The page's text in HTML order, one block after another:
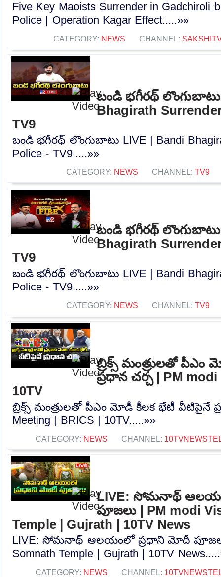
Five Key Maoists Surrender in Gadchiroli
Police | Operation Kagar Effect.....»»
CATEGORY: NEWS CHANNEL:
బండి భగీరథ్ లొంగుబాటు
Bhagirath
TV9
బండి భగీరథ్ లొంగుబాటు LIVE | Bandi
Police - TV9.....»»
CATEGORY: NEWS CHANNEL: TV9
బండి భగీరథ్ లొంగుబాటు
Bhagirath
TV9
బండి భగీరథ్ లొంగుబాటు LIVE | Bandi
Police - TV9.....»»
CATEGORY: NEWS CHANNEL: TV9
బ్రిక్స్ మంత్రులతో
ప్రధాన చర్చ | PM
10TV
బ్రిక్స్ మంత్రులతో పీఎం మోడీ కీలక భేటీ వీటిపైనే
Meeting | BRICS | 10TV.....»»
CATEGORY: NEWS CHANNEL:
LIVE: సోమనాథ్‌
పూజలు | PM modi
Temple | Gujrath | 10TV News
LIVE: సోమనాథ్‌ ఆలయంలో ప్రధాని మోదీ పూజలు
Somnath Temple | Gujrath | 10TV
CATEGORY: NEWS CHANNEL: